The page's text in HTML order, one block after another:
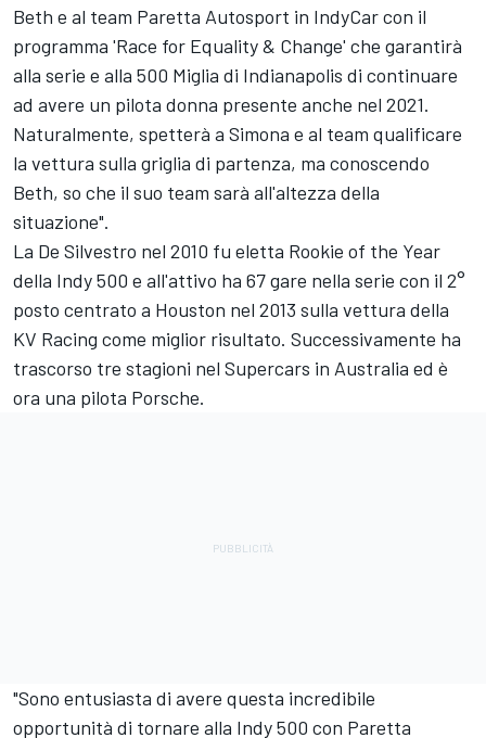
Beth e al team Paretta Autosport in IndyCar con il
programma 'Race for Equality & Change' che garantirà
alla serie e alla 500 Miglia di Indianapolis di continuare
ad avere un pilota donna presente anche nel 2021.
Naturalmente, spetterà a Simona e al team qualificare
la vettura sulla griglia di partenza, ma conoscendo
Beth, so che il suo team sarà all'altezza della
situazione".
La De Silvestro nel 2010 fu eletta Rookie of the Year
della Indy 500 e all'attivo ha 67 gare nella serie con il 2°
posto centrato a Houston nel 2013 sulla vettura della
KV Racing come miglior risultato. Successivamente ha
trascorso tre stagioni nel Supercars in Australia ed è
ora una pilota Porsche.
"Sono entusiasta di avere questa incredibile
opportunità di tornare alla Indy 500 con Paretta